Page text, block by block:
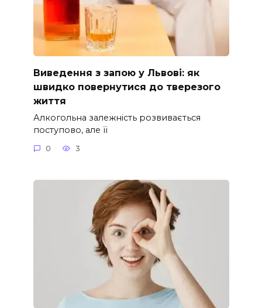
Виведення з запою у Львові: як
швидко повернутися до тверезого
життя
Алкогольна залежність розвивається
поступово, але її
0 3